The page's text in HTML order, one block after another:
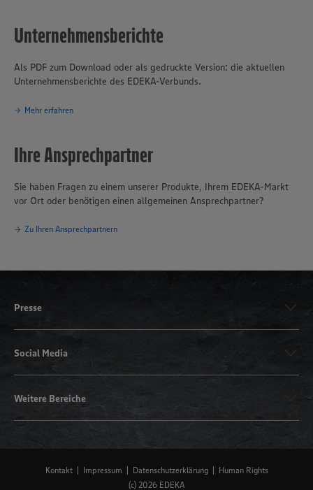
Unternehmensberichte
Als PDF zum Download oder als gedruckte Version: die aktuellen
Unternehmensberichte des EDEKA-Verbunds.
Mehr erfahren
Ihre Ansprechpartner
Sie haben Fragen zu einem unserer Produkte, Ihrem EDEKA-Markt
vor Ort oder benötigen einen allgemeinen Ansprechpartner?
Zu Ihren Ansprechpartnern
Presse
Social Media
Weitere Bereiche
Kontakt Impressum Datenschutzerklärung
Human Rights
(c) 2026 EDEKA